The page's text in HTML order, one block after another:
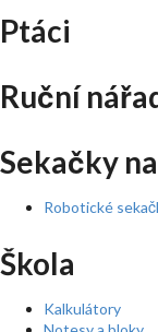
Ptáci
Ruční
Sekačky
Robotické
Škola
Kalkulátory